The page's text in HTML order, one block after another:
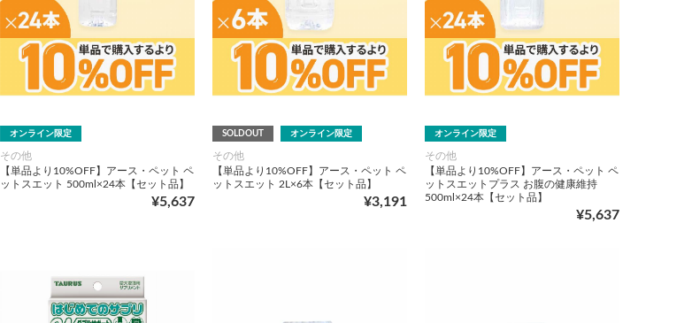
オンライン限定
その他
【単品より10%OFF】アース・ペット ペ
ットスエット 500ml×24本【セット品】
¥5,637
SOLDOUT オンライン限定
その他
【単品より10%OFF】アース・ペット ペ
ットスエット 2L×6本【セット品】
¥3,191
オンライン限定
その他
【単品より10%OFF】アース・ペット ペ
ットスエットプラス お腹の健康維持
500ml×24本【セット品】
¥5,637